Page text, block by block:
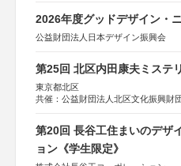
2026年度グッドデザイン・
公益財団法人日本デザイン振興会
第25回 北区内田康夫ミステ
東京都北区
共催：公益財団法人北区文化振興財
第20回 長谷工住まいのデザ
ョン《学生限定》